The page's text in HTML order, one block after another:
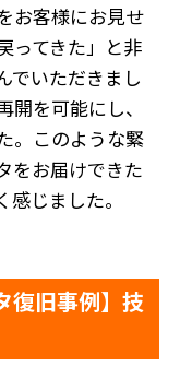
お客様にお見せ
ってきた」と非
でいただきまし
を可能にし、
。このような緊
をお届けできた
じました。
復旧事例】技